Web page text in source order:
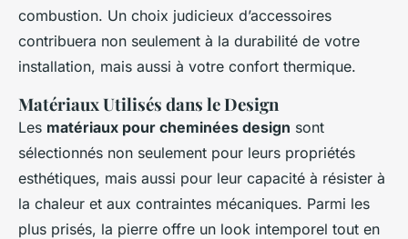
combustion. Un choix judicieux d’accessoires
contribuera non seulement à la durabilité de votre
installation, mais aussi à votre confort thermique.
Matériaux Utilisés dans le Design
Les matériaux pour cheminées design sont
sélectionnés non seulement pour leurs propriétés
esthétiques, mais aussi pour leur capacité à résister à
la chaleur et aux contraintes mécaniques. Parmi les
plus prisés, la pierre offre un look intemporel tout en